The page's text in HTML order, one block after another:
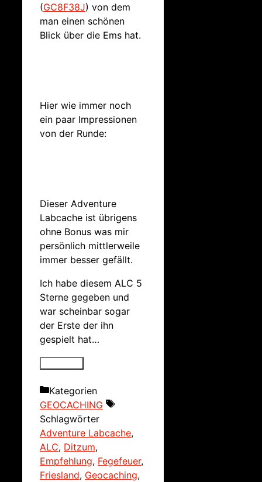
(GC8F38J) von dem
man einen schönen
Blick über die Ems hat.
Hier wie immer noch
ein paar Impressionen
von der Runde:
Dieser Adventure
Labcache ist übrigens
ohne Bonus was mir
persönlich mittlerweile
immer besser gefällt.
Ich habe diesem ALC 5
Sterne gegeben und
war scheinbar sogar
der Erste der ihn
gespielt hat…
Kategorien
GEOCACHING
Schlagwörter
Adventure Labcache,
ALC, Ditzum,
Empfehlung, Fegefeuer,
Friesland, Geocaching,